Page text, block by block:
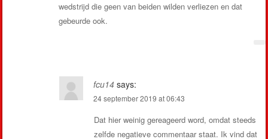
wedstrijd die geen van beiden wilden verliezen en dat
gebeurde ook.
fcu14 says:
24 september 2019 at 06:43
Dat hier weinig gereageerd word, omdat steeds
zelfde negatieve commentaar staat. Ik vind dat